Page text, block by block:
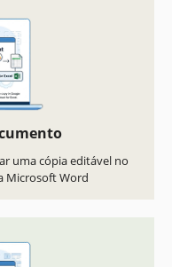
uma cópia editável no
Microsoft Word